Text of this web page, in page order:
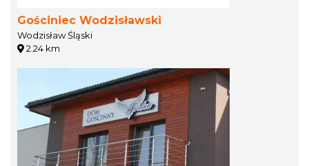
Gościniec Wodzisławski
Wodzisław Śląski
2.24 km